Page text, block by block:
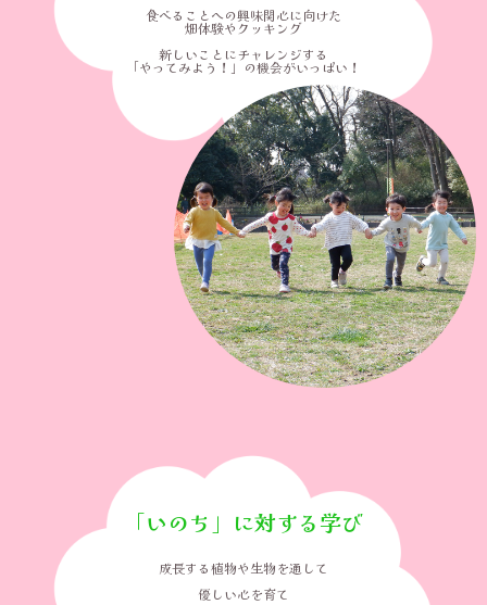
食べることへの興味関心に向けた
畑体験やクッキング
新しいことにチャレンジする
「やってみよう！」の機会がいっぱい！
「いのち」に対する学び
成長する植物や生物を通して
優しい心を育て